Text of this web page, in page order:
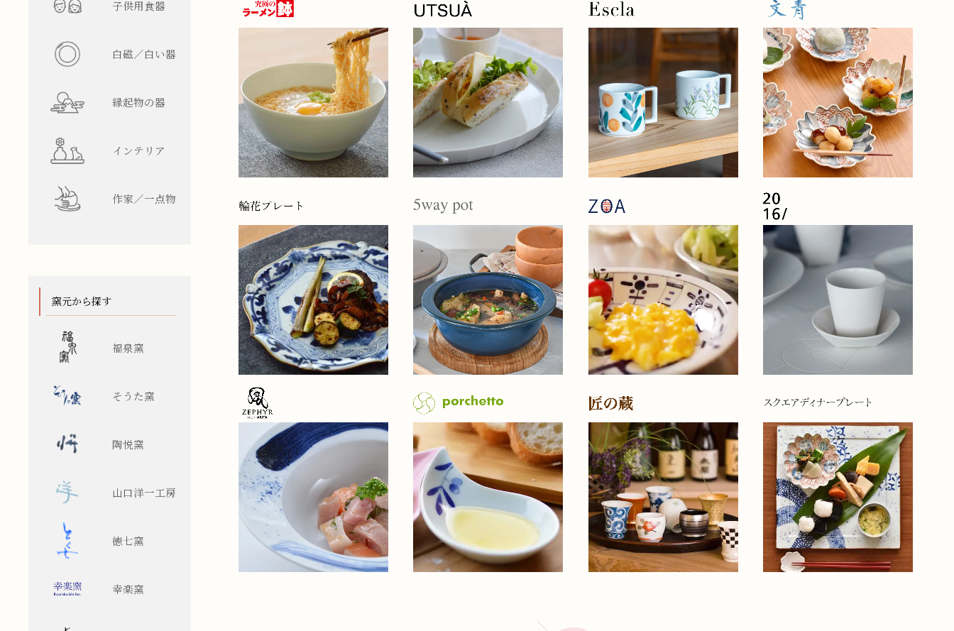
子供用食器
白磁／白い器
縁起物の器
インテリア
作家／一点物
窯元から探す
福泉窯
そうた窯
陶悦窯
山口洋一工房
徳七窯
幸楽窯